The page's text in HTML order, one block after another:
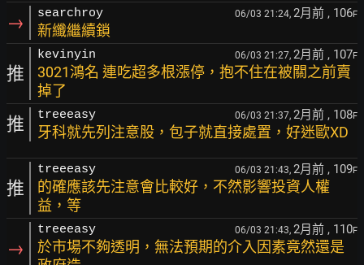
→ searchroy 06/03 21:24, 2月前 , 106F
新纖繼續鎖
推
kevinyin 06/03 21:27, 2月前 , 107F
3021鴻名 連吃超多根漲停，抱不住在被關之前賣
掉了
推 treeeasy 06/03 21:37, 2月前 , 108F
牙科就先列注意股，包子就直接處置，好迷歐XD
推
treeeasy 06/03 21:43, 2月前 , 109F
的確應該先注意會比較好，不然影響投資人權
益，等
→
treeeasy 06/03 21:43, 2月前 , 110F
於市場不夠透明，無法預期的介入因素竟然還是